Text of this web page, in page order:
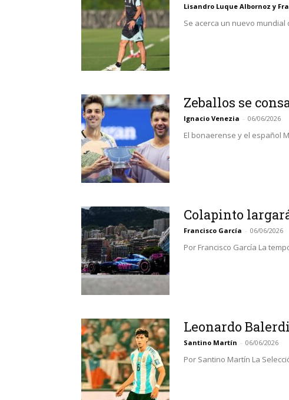
Lisandro Luque Albornoz y
Se acerca un nuevo
Zeballos se
Ignacio Venezia - 06/06/2026
El bonaerense y el español
Colapinto
Francisco García - 06/06/2026
Por Francisco García La
Leonardo
Santino Martín - 06/06/2026
Por Santino Martín La